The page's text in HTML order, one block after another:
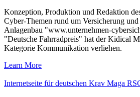
Konzeption, Produktion und Redaktion
Cyber-Themen rund um Versicherung
Anlagenbau "www.unternehmen-
"Deutsche Fahrradpreis" hat der Kidical
Kategorie Kommunikation verliehen.
Learn More
Internetseite für deutschen Krav Maga